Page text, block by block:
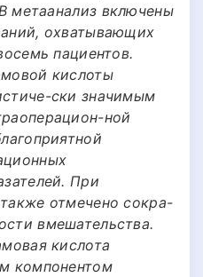
метаанализ включены
охватывающих
пациентов.
кислоты
ски значимым
ной
При
отмечено сокра-
вмешательства.
кислота
компонентом